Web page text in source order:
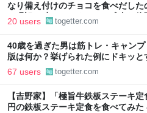
なり備え付けのチョコを食べだし
に呪詛を吐かれまくった→残念な体
20 users togetter.com
40歳を過ぎた男は筋トレ・キャン
版は何か？挙げられた例にドキッと
67 users togetter.com
【吉野家】「極旨牛鉄板ステーキ
円の鉄板ステーキ定食を食べてみた